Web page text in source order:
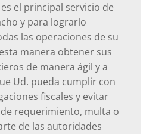
el principal servicio de
y para lograrlo
las operaciones de su
manera obtener sus
de manera ágil y a
Ud. pueda cumplir con
fiscales y evitar
requerimiento, multa o
de las autoridades